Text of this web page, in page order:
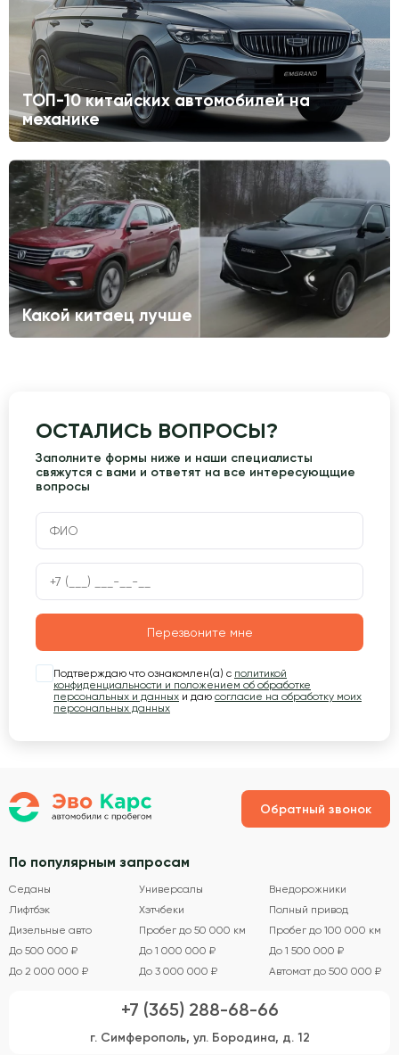
ТОП-10 китайских автомобилей на
механике
Какой китаец лучше
ОСТАЛИСЬ ВОПРОСЫ?
Заполните формы ниже и наши специалисты
свяжутся с вами и ответят на все интересующщие
вопросы
Перезвоните мне
Подтверждаю что ознакомлен(а) с политикой
конфиденциальности и положением об обработке
персональных и данных и даю согласие на обработку моих
персональных данных
Обратный звонок
По популярным запросам
Седаны Универсалы
Внедорожники
Лифтбэк
Хэтчбеки
Полный привод
Дизельные авто
Пробег до 50 000 км
Пробег до 100 000 км
До 500 000 ₽
До 1 000 000 ₽
До 1 500 000 ₽
До 2 000 000 ₽
До 3 000 000 ₽ Автомат до 500 000 ₽
+7 (365) 288-68-66
г. Симферополь, ул. Бородина, д. 12